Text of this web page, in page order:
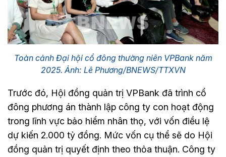
Toàn cảnh Đại hội cổ đông thường niên VPBank năm
2025. Ảnh: Lê Phương/BNEWS/TTXVN
Trước đó, Hội đồng quản trị VPBank đã trình cổ
đông phương án thành lập công ty con hoạt động
trong lĩnh vực bảo hiểm nhân thọ, với vốn điều lệ
dự kiến 2.000 tỷ đồng. Mức vốn cụ thể sẽ do Hội
đồng quản trị quyết định theo thỏa thuận. Công ty